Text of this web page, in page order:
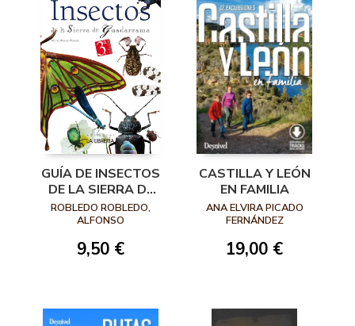
GUÍA DE INSECTOS
DE LA SIERRA DE
GUADARRAMA
ROBLEDO ROBLEDO,
ALFONSO
9,50 €
CASTILLA Y LEÓN
EN FAMILIA
ANA ELVIRA PICADO
FERNÁNDEZ
19,00 €